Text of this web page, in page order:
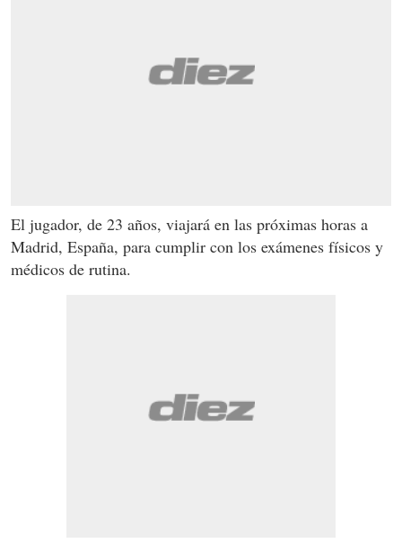
El jugador, de 23 años, viajará en las próximas horas a
Madrid, España, para cumplir con los exámenes físicos y
médicos de rutina.